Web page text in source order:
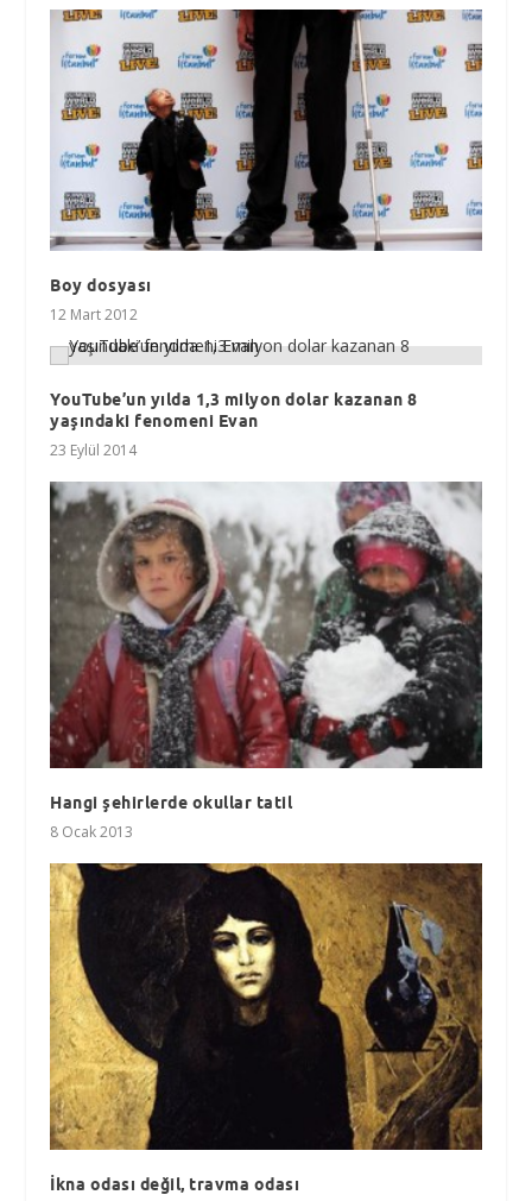
Boy dosyası
12 Mart 2012
YouTube’un yılda 1,3 milyon dolar kazanan 8
yaşındaki fenomeni Evan
23 Eylül 2014
Hangi şehirlerde okullar tatil
8 Ocak 2013
İkna odası değil, travma odası